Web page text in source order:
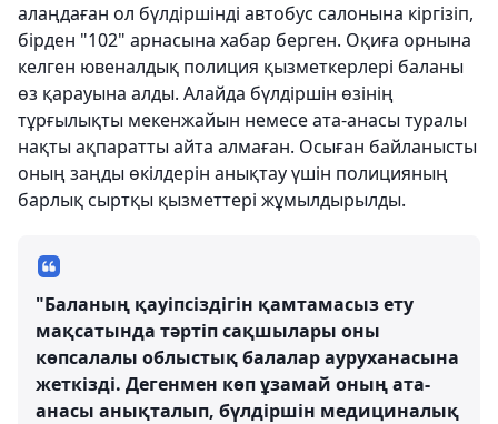
алаңдаған ол бүлдіршінді автобус салонына кіргізіп,
бірден "102" арнасына хабар берген. Оқиға орнына
келген ювеналдық полиция қызметкерлері баланы
өз қарауына алды. Алайда бүлдіршін өзінің
тұрғылықты мекенжайын немесе ата-анасы туралы
нақты ақпаратты айта алмаған. Осыған байланысты
оның заңды өкілдерін анықтау үшін полицияның
барлық сыртқы қызметтері жұмылдырылды.
"Баланың қауіпсіздігін қамтамасыз ету
мақсатында тәртіп сақшылары оны
көпсалалы облыстық балалар ауруханасына
жеткізді. Дегенмен көп ұзамай оның ата-
анасы анықталып, бүлдіршін медициналық